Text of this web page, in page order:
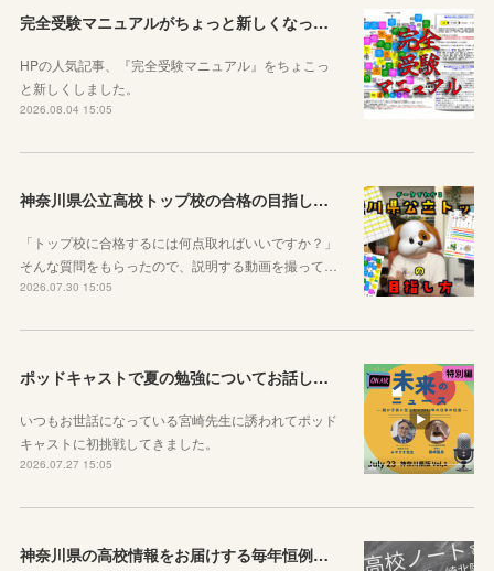
完全受験マニュアルがちょっと新しくなったよ！
HPの人気記事、『完全受験マニュアル』をちょこっ
と新しくしました。
2026.08.04 15:05
神奈川県公立高校トップ校の合格の目指し方について動画をアップしました
「トップ校に合格するには何点取ればいいですか？」
そんな質問をもらったので、説明する動画を撮って…
2026.07.30 15:05
ポッドキャストで夏の勉強についてお話ししています！
いつもお世話になっている宮崎先生に誘われてポッド
キャストに初挑戦してきました。
2026.07.27 15:05
神奈川県の高校情報をお届けする毎年恒例のコラボ企画のお知らせ